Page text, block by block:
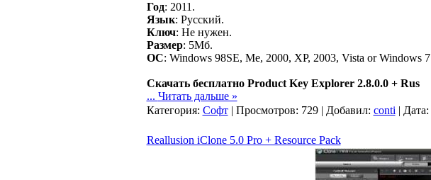
Год: 2011.
Язык: Русский.
Ключ: Не нужен.
Размер: 5Мб.
ОС: Windows 98SE, Me, 2000, XP, 2003, Vista or Windows
Скачать бесплатно Product Key Explorer 2.8.0.0 + Rus
... Читать дальше »
Категория: Софт| Просмотров: 729 | Добавил: conti| Дата:
Reallusion iClone 5.0 Pro + Resource Pack